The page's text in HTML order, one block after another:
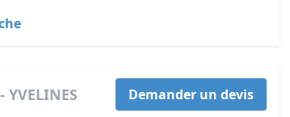
Demander un devis